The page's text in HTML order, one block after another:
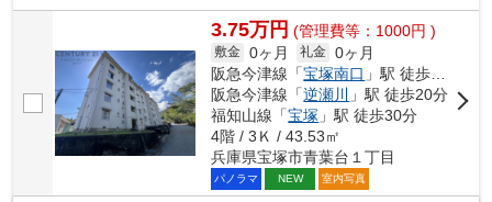
3.75万円 (管理費等：1000円 )
敷金 0ヶ月 礼金 0ヶ月
阪急今津線「宝塚南口 」駅 徒歩19分
阪急今津線「逆瀬川
」駅 徒歩20分
福知山線「宝塚 」駅 徒歩30分
4階 / 3Ｋ / 43.53㎡
兵庫県宝塚市青葉台１丁目
パノラマ NEW 室内写真